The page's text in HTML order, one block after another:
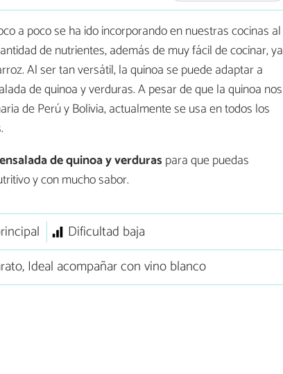
a poco se ha ido incorporando en nuestras cocinas al
de nutrientes, además de muy fácil de cocinar, ya
Al ser tan versátil, la quinoa se puede adaptar a
de quinoa y verduras. A pesar de que la quinoa nos
de Perú y Bolivia, actualmente se usa en todos los
ensalada de quinoa y verduras para que puedas
y con mucho sabor.
Dificultad baja
Ideal acompañar con vino blanco